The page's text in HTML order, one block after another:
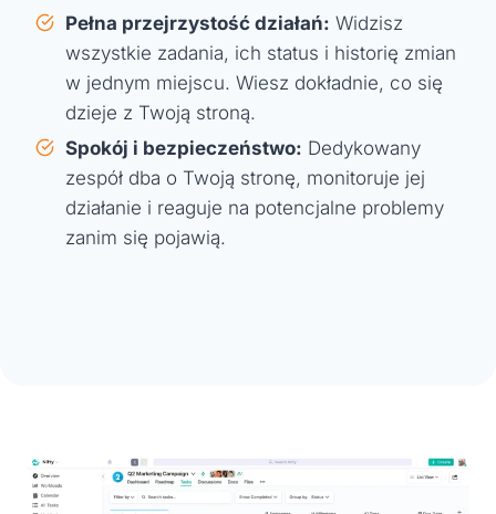
Pełna przejrzystość działań: Widzisz
wszystkie zadania, ich status i historię zmian
w jednym miejscu. Wiesz dokładnie, co się
dzieje z Twoją stroną.
Spokój i bezpieczeństwo: Dedykowany
zespół dba o Twoją stronę, monitoruje jej
działanie i reaguje na potencjalne problemy
zanim się pojawią.